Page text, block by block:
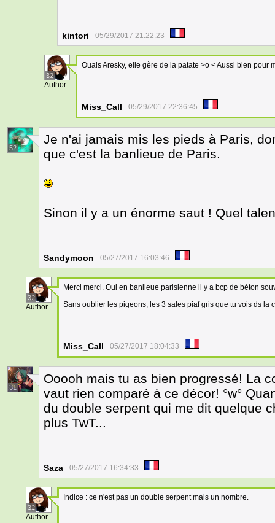
kintori 05/29/2017 21:22:23
32
Author
Ouais Aresky, elle gère de la patate >o < Aussi bien
Miss_Call 05/29/2017 22:36:45
52
Je n'ai jamais mis les pieds à Paris,
que c'est la banlieue de Paris.
Sinon il y a un énorme saut ! Quel
Sandymoon 05/27/2017 16:03:46
32
Author
Merci merci. Oui en banlieue parisienne il y a bcp de béton
Sans oublier les pigeons, les 3 sales piaf gris que tu vois ds la
Miss_Call 05/27/2017 18:04:33
31
Ooooh mais tu as bien progressé! La
vaut rien comparé à ce décor! °w°
du double serpent qui me dit quelque
plus TwT...
Saza 05/27/2017 16:34:33
32
Author
Indice : ce n'est pas un double serpent mais un nombre.